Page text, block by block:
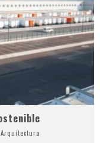
Arquitectura